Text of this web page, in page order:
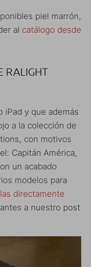
piel marrón,
al catálogo desde
RALIGHT
iPad y que además
a la colección de
con motivos
Capitán América,
un acabado
modelos para
directamente
a nuestro post